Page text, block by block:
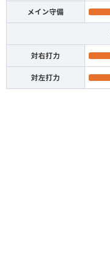
メイン守備
対右打力
対左打力